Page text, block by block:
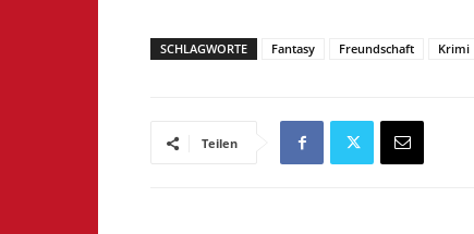
SCHLAGWORTE Fantasy Freundschaft Krimi
Teilen